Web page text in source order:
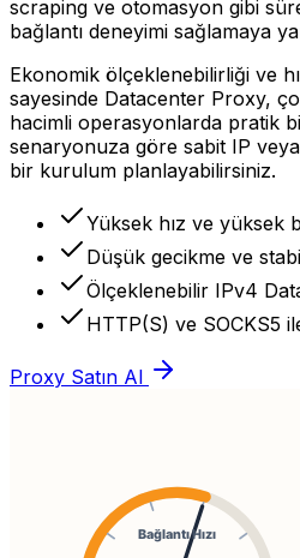
scraping ve otomasyon gibi
bağlantı deneyimi sağlamaya
Ekonomik ölçeklenebilirliği ve
sayesinde Datacenter Proxy,
hacimli operasyonlarda pratik
senaryonuza göre sabit IP
bir kurulum planlayabilirsiniz.
Yüksek hız ve yüksek
Düşük gecikme ve
Ölçeklenebilir IPv4
HTTP(S) ve SOCKS5
Proxy Satın Al